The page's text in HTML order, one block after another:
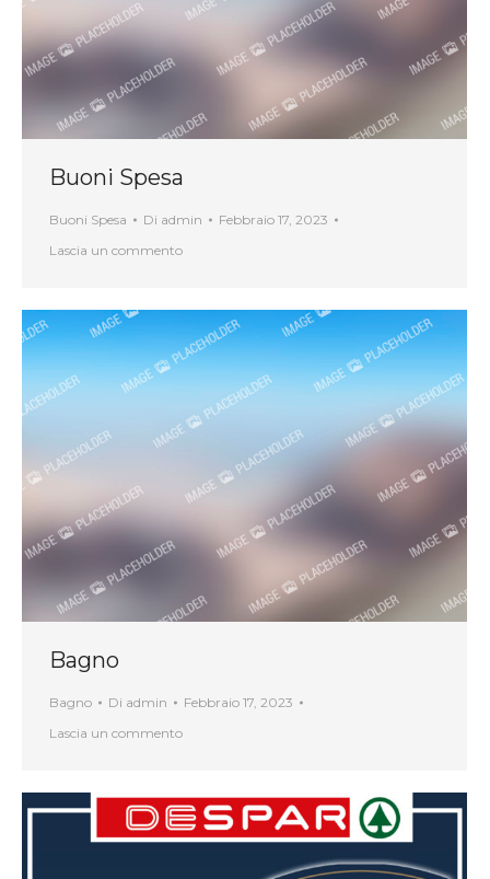
Buoni Spesa
Buoni Spesa Di admin
Febbraio 17, 2023
Lascia un commento
Bagno
Bagno Di admin
Febbraio 17, 2023
Lascia un commento